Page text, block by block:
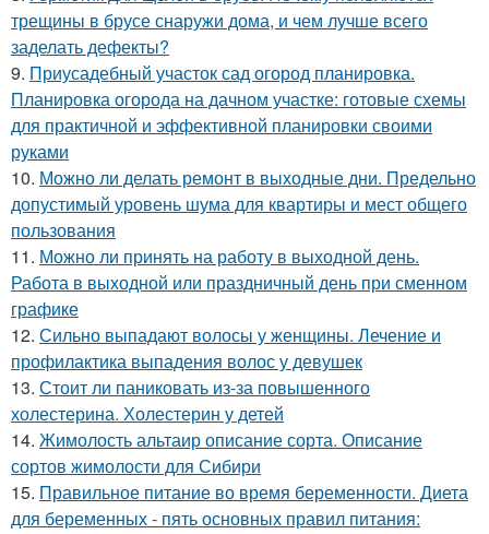
трещины в брусе снаружи дома, и чем лучше всего
заделать дефекты?
9. Приусадебный участок сад огород планировка.
Планировка огорода на дачном участке: готовые схемы
для практичной и эффективной планировки своими
руками
10. Можно ли делать ремонт в выходные дни. Предельно
допустимый уровень шума для квартиры и мест общего
пользования
11. Можно ли принять на работу в выходной день.
Работа в выходной или праздничный день при сменном
графике
12. Сильно выпадают волосы у женщины. Лечение и
профилактика выпадения волос у девушек
13. Стоит ли паниковать из-за повышенного
холестерина. Холестерин у детей
14. Жимолость альтаир описание сорта. Описание
сортов жимолости для Сибири
15. Правильное питание во время беременности. Диета
для беременных - пять основных правил питания: